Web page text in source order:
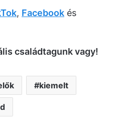
, Facebook és
családtagunk vagy!
kiemelt